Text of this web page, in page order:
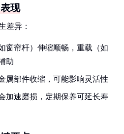
现
差异：
窗帘杆）伸缩顺畅，重载（如
助
属部件收缩，可能影响灵活性
加速磨损，定期保养可延长寿